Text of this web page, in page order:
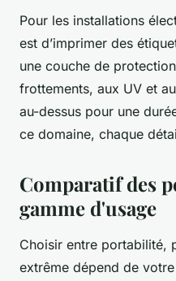
Pour les installations
est d’imprimer des
une couche de
frottements, aux UV et
au-dessus pour une
ce domaine, chaque
Comparatif des
gamme d'usage
Choisir entre portabilité,
extrême dépend de